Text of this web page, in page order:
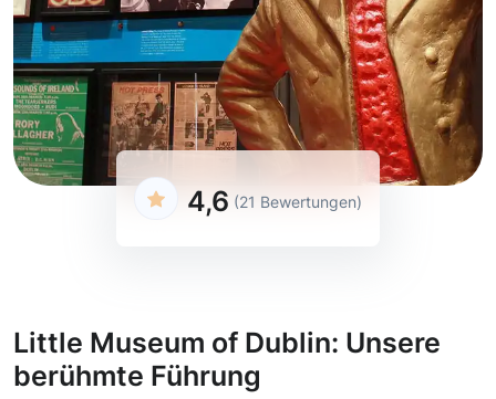
4,6 (21 Bewertungen)
Little Museum of Dublin: Unsere
berühmte Führung